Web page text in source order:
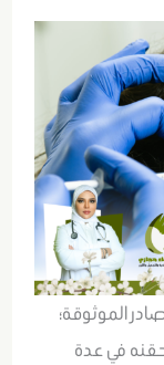
الموثوقة؛
حقنه في عدة